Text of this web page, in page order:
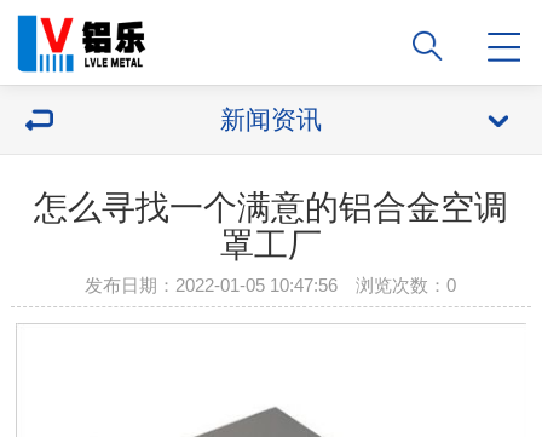
新闻资讯
怎么寻找一个满意的铝合金空调
罩工厂
发布日期：2022-01-05 10:47:56 浏览次数：0